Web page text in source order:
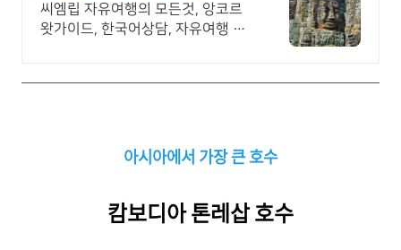
씨엠립 자유여행의 모든것, 앙코르
왓가이드, 한국어상담, 자유여행 일
아시아에서 가장 큰 호수
캄보디아 톤레삽 호수